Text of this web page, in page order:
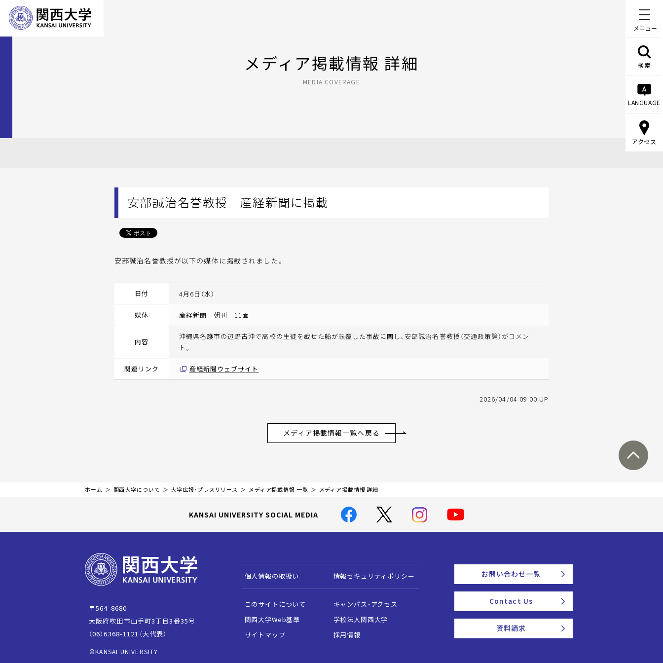
メニュー
検索
LANGUAGE
アクセス
メディア掲載情報 詳細
MEDIA COVERAGE
安部誠治名誉教授 産経新聞に掲載
安部誠治名誉教授が以下の媒体に掲載されました。
日付 4月6日（水）
媒体 産経新聞 朝刊 11面
内容
沖縄県名護市の辺野古沖で高校の生徒を載せた船が転覆した事故に関し、安部誠治名誉教授（交通政策論）がコメン
ト。
関連リンク 産経新聞ウェブサイト
2026/04/04 09:00 UP
メディア掲載情報一覧へ戻る
ホーム 関西大学について 大学広報・プレスリリース メディア掲載情報 一覧 メディア掲載情報 詳細
KANSAI UNIVERSITY SOCIAL MEDIA
個人情報の取扱い 情報セキュリティポリシー
このサイトについて
キャンパス・アクセス
関西大学Web基準
学校法人関西大学
サイトマップ
採用情報
お問い合わせ一覧
Contact Us
資料請求
〒564-8680
大阪府吹田市山手町3丁目3番35号
（06）6368-1121（大代表）
©KANSAI UNIVERSITY